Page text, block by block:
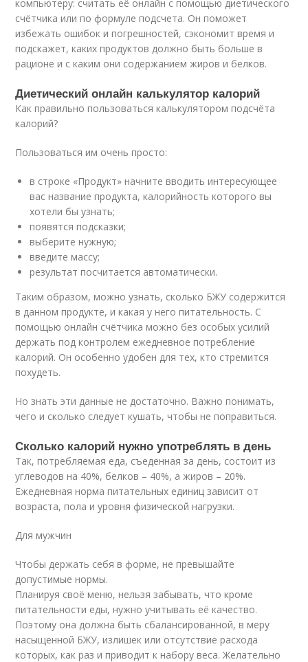
компьютеру: считать её онлайн с помощью диетического
счётчика или по формуле подсчета. Он поможет
избежать ошибок и погрешностей, сэкономит время и
подскажет, каких продуктов должно быть больше в
рационе и с каким они содержанием жиров и белков.
Диетический онлайн калькулятор калорий
Как правильно пользоваться калькулятором подсчёта
калорий?
Пользоваться им очень просто:
в строке «Продукт» начните вводить интересующее
вас название продукта, калорийность которого вы
хотели бы узнать;
появятся подсказки;
выберите нужную;
введите массу;
результат посчитается автоматически.
Таким образом, можно узнать, сколько БЖУ содержится
в данном продукте, и какая у него питательность. С
помощью онлайн счётчика можно без особых усилий
держать под контролем ежедневное потребление
калорий. Он особенно удобен для тех, кто стремится
похудеть.
Но знать эти данные не достаточно. Важно понимать,
чего и сколько следует кушать, чтобы не поправиться.
Сколько калорий нужно употреблять в день
Так, потребляемая еда, съеденная за день, состоит из
углеводов на 40%, белков – 40%, а жиров – 20%.
Ежедневная норма питательных единиц зависит от
возраста, пола и уровня физической нагрузки.
Для мужчин
Чтобы держать себя в форме, не превышайте
допустимые нормы.
Планируя своё меню, нельзя забывать, что кроме
питательности еды, нужно учитывать её качество.
Поэтому она должна быть сбалансированной, в меру
насыщенной БЖУ, излишек или отсутствие расхода
которых, как раз и приводит к набору веса. Желательно